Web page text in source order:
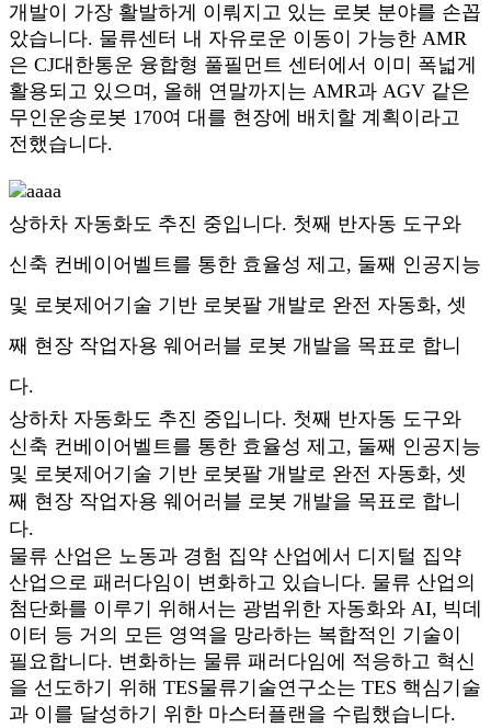
개발이 가장 활발하게 이뤄지고 있는 로봇 분야를 손꼽
았습니다. 물류센터 내 자유로운 이동이 가능한 AMR
은 CJ대한통운 융합형 풀필먼트 센터에서 이미 폭넓게
활용되고 있으며, 올해 연말까지는 AMR과 AGV 같은
무인운송로봇 170여 대를 현장에 배치할 계획이라고
전했습니다.
상하차 자동화도 추진 중입니다. 첫째 반자동 도구와
신축 컨베이어벨트를 통한 효율성 제고, 둘째 인공지능
및 로봇제어기술 기반 로봇팔 개발로 완전 자동화, 셋
째 현장 작업자용 웨어러블 로봇 개발을 목표로 합니
다.
상하차 자동화도 추진 중입니다. 첫째 반자동 도구와
신축 컨베이어벨트를 통한 효율성 제고, 둘째 인공지능
및 로봇제어기술 기반 로봇팔 개발로 완전 자동화, 셋
째 현장 작업자용 웨어러블 로봇 개발을 목표로 합니
다.
물류 산업은 노동과 경험 집약 산업에서 디지털 집약
산업으로 패러다임이 변화하고 있습니다. 물류 산업의
첨단화를 이루기 위해서는 광범위한 자동화와 AI, 빅데
이터 등 거의 모든 영역을 망라하는 복합적인 기술이
필요합니다. 변화하는 물류 패러다임에 적응하고 혁신
을 선도하기 위해 TES물류기술연구소는 TES 핵심기술
과 이를 달성하기 위한 마스터플랜을 수립했습니다.